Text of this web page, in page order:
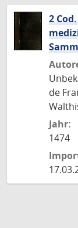
2
de
Jahr:
1474